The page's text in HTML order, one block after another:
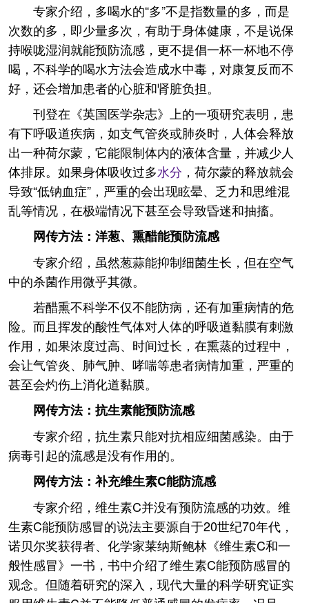
专家介绍，多喝水的“多”不是指数量的多，而是
次数的多，即少量多次，有助于身体健康，不是说保
持喉咙湿润就能预防流感，更不提倡一杯一杯地不停
喝，不科学的喝水方法会造成水中毒，对康复反而不
好，还会增加患者的心脏和肾脏负担。
刊登在《英国医学杂志》上的一项研究表明，患
有下呼吸道疾病，如支气管炎或肺炎时，人体会释放
出一种荷尔蒙，它能限制体内的液体含量，并减少人
体排尿。如果身体吸收过多水分 ，荷尔蒙的释放就会
导致“低钠血症”，严重的会出现眩晕、乏力和思维混
乱等情况，在极端情况下甚至会导致昏迷和抽搐。
网传方法：洋葱、熏醋能预防流感
专家介绍，虽然葱蒜能抑制细菌生长，但在空气
中的杀菌作用微乎其微。
若醋熏不科学不仅不能防病，还有加重病情的危
险。而且挥发的酸性气体对人体的呼吸道黏膜有刺激
作用，如果浓度过高、时间过长，在熏蒸的过程中，
会让气管炎、肺气肿、哮喘等患者病情加重，严重的
甚至会灼伤上消化道黏膜。
网传方法：抗生素能预防流感
专家介绍，抗生素只能对抗相应细菌感染。由于
病毒引起的流感是没有作用的。
网传方法：补充维生素C能防流感
专家介绍，维生素C并没有预防流感的功效。维
生素C能预防感冒的说法主要源自于20世纪70年代，
诺贝尔奖获得者、化学家莱纳斯鲍林《维生素C和一
般性感冒》一书，书中介绍了维生素C能预防感冒的
观念。但随着研究的深入，现代大量的科学研究证实